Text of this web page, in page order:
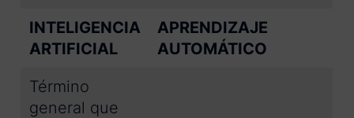
INTELIGENCIA
ARTIFICIAL
APRENDIZAJE
AUTOMÁTICO
Término
general que